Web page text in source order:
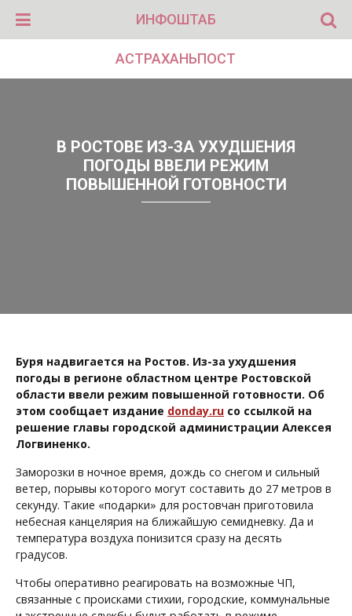
ИНФОШТАБ
АСТРАХАНЬПОСТ
В РОСТОВЕ ИЗ-ЗА УХУДШЕНИЯ
ПОГОДЫ ВВЕЛИ РЕЖИМ
ПОВЫШЕННОЙ ГОТОВНОСТИ
Буря надвигается на Ростов. Из-за ухудшения
погоды в регионе областном центре Ростовской
области ввели режим повышенной готовности. Об
этом сообщает издание donday.ru со ссылкой на
решение главы городской администрации Алексея
Логвиненко.
Заморозки в ночное время, дождь со снегом и сильный
ветер, порывы которого могут составить до 27 метров в
секунду. Такие «подарки» для ростовчан приготовила
небесная канцелярия на ближайшую семидневку. Да и
температура воздуха понизится сразу на десять
градусов.
Чтобы оперативно реагировать на возможные ЧП,
связанные с происками стихии, городские, коммунальные